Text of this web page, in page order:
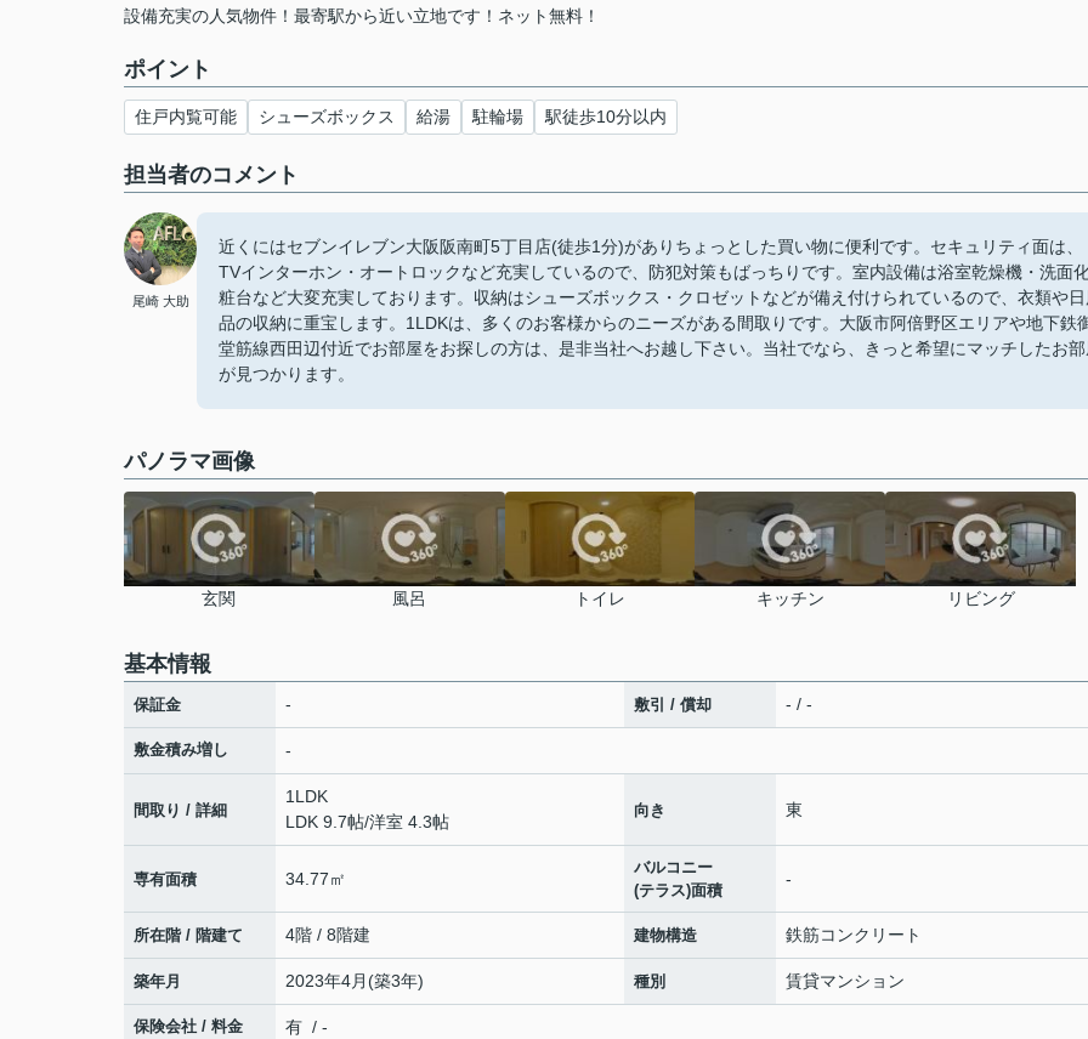
設備充実の人気物件！最寄駅から近い立地です！ネット無料！
ポイント
住戸内覧可能 シューズボックス 給湯 駐輪場 駅徒歩10分以内
担当者のコメント
尾崎 大助
近くにはセブンイレブン大阪阪南町5丁目店(徒歩1分)がありちょっとした買い物に便利です。セキュリティ面は、
TVインターホン・オートロックなど充実しているので、防犯対策もばっちりです。室内設備は浴室乾燥機・洗面
粧台など大変充実しております。収納はシューズボックス・クロゼットなどが備え付けられているので、衣類や日
品の収納に重宝します。1LDKは、多くのお客様からのニーズがある間取りです。大阪市阿倍野区エリアや地下鉄
堂筋線西田辺付近でお部屋をお探しの方は、是非当社へお越し下さい。当社でなら、きっと希望にマッチしたお部
が見つかります。
パノラマ画像
玄関 風呂 トイレ キッチン リビング
基本情報
保証金 - 敷引 / 償却 - / -
敷金積み増し -
間取り / 詳細
1LDK
LDK 9.7帖/洋室 4.3帖
向き 東
専有面積 34.77㎡
バルコニー
(テラス)面積
-
所在階 / 階建て 4階 / 8階建 建物構造 鉄筋コンクリート
築年月 2023年4月(築3年) 種別 賃貸マンション
保険会社 / 料金 有 / -